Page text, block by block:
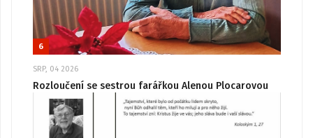
6
SRP, 04 2026
Rozloučení se sestrou farářkou Alenou Plocarovou